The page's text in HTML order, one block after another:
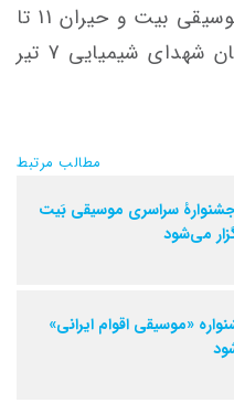
یازدهمین جشنواره سراسری موسیقی بیت و حیران 11 تا
13 آذرماه 1404 در سالن یادمان شهدای شیمیایی 7 تیر
مطالب مرتبط
سراسری موسیقی بَیت
می‌شود
«موسیقی اقوام ایرانی»